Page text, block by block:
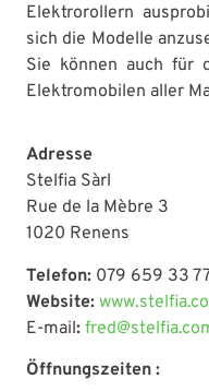
Elektrorollern
sich die Modelle
Sie können auch für
Elektromobilen aller
Adresse
Stelfia Sàrl
Rue de la Mèbre 3
1020 Renens
Telefon: 079 659 33
Website:
E-mail:
Öffnungszeiten :